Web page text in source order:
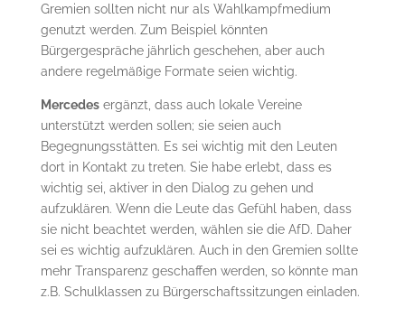
Gremien sollten nicht nur als Wahlkampfmedium
genutzt werden. Zum Beispiel könnten
Bürgergespräche jährlich geschehen, aber auch
andere regelmäßige Formate seien wichtig.
Mercedesergänzt, dass auch lokale Vereine
unterstützt werden sollen; sie seien auch
Begegnungsstätten. Es sei wichtig mit den Leuten
dort in Kontakt zu treten. Sie habe erlebt, dass es
wichtig sei, aktiver in den Dialog zu gehen und
aufzuklären. Wenn die Leute das Gefühl haben, dass
sie nicht beachtet werden, wählen sie die AfD. Daher
sei es wichtig aufzuklären. Auch in den Gremien sollte
mehr Transparenz geschaffen werden, so könnte man
z.B. Schulklassen zu Bürgerschaftssitzungen einladen.